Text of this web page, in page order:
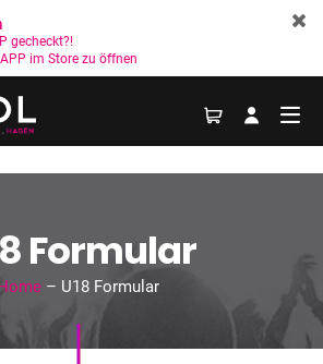
Formular
– U18 Formular
gecheckt?!
im Store zu öffnen